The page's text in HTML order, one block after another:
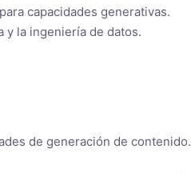
capacidades generativas.
y la ingeniería de datos.
de generación de contenido.